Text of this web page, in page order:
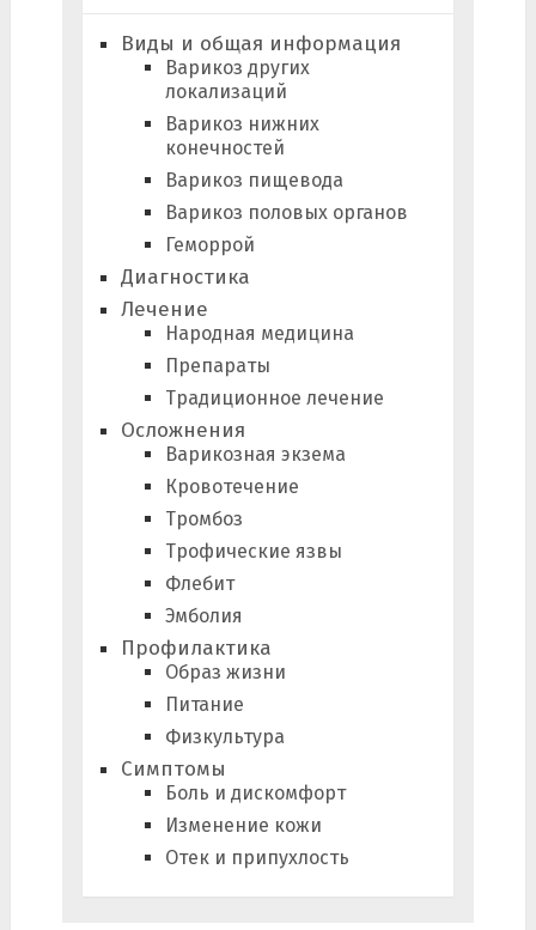
Виды и общая информация
Варикоз других
локализаций
Варикоз нижних
конечностей
Варикоз пищевода
Варикоз половых органов
Геморрой
Диагностика
Лечение
Народная медицина
Препараты
Традиционное лечение
Осложнения
Варикозная экзема
Кровотечение
Тромбоз
Трофические язвы
Флебит
Эмболия
Профилактика
Образ жизни
Питание
Физкультура
Симптомы
Боль и дискомфорт
Изменение кожи
Отек и припухлость